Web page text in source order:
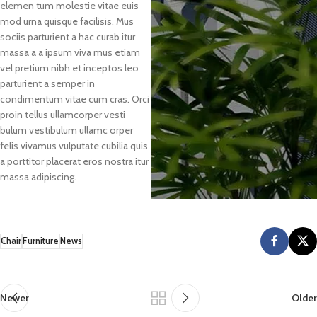
elemen tum molestie vitae euis
mod urna quisque facilisis. Mus
sociis parturient a hac curab itur
massa a a ipsum viva mus etiam
vel pretium nibh et inceptos leo
parturient a semper in
condimentum vitae cum cras. Orci
proin tellus ullamcorper vesti
bulum vestibulum ullamc orper
felis vivamus vulputate cubilia quis
a porttitor placerat eros nostra itur
massa adipiscing.
Chair Furniture News
Newer Older